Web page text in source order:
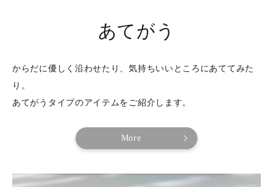
あてがう
からだに優しく沿わせたり、気持ちいいところにあててみた
り。
あてがうタイプのアイテムをご紹介します。
More